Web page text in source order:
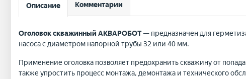
Описание Комментарии
Оголовок скважинный АКВАРОБОТ— предназначен для
насоса с диаметром напорной трубы 32 или 40 мм.
Применение оголовка позволяет предохранить скважину от
также упростить процесс монтажа, демонтажа и технического